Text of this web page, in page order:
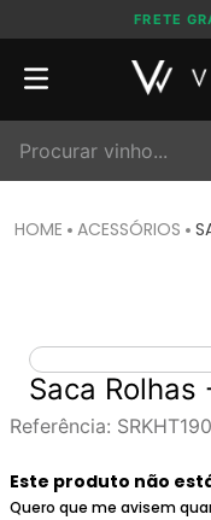
FRETE
ACESSÓRIOS
Saca Rolhas
Referência:
Este produto não
Quero que me avisem